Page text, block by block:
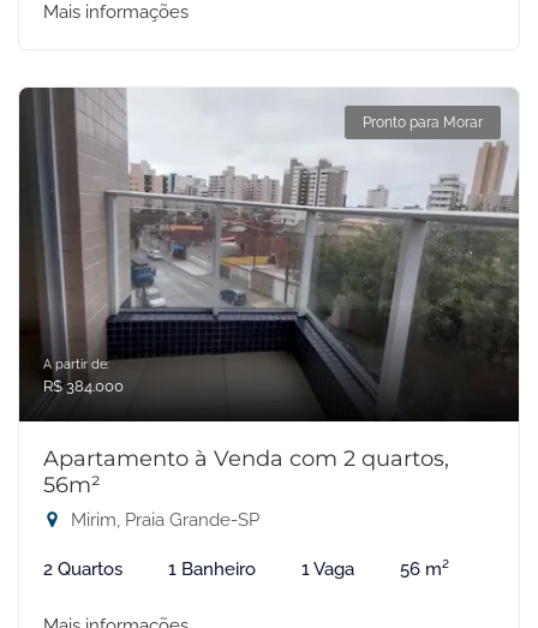
Mais informações
Pronto para Morar
A partir de:
R$ 384.000
Apartamento à Venda com 2 quartos,
56m²
Mirim, Praia Grande-SP
2 Quartos 1 Banheiro 1 Vaga 56 m²